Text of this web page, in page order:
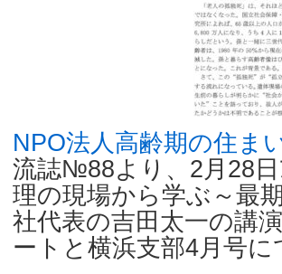
NPO法人高齢期の住ま
流誌№88より、2月28日
理の現場から学ぶ～最
社代表の吉田太一の講
ートと横浜支部4月号